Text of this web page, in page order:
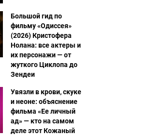
Большой гид по
фильму «Одиссея»
(2026) Кристофера
Нолана: все актеры и
их персонажи — от
жуткого Циклопа до
Зендеи
Увязли в крови, скуке
и неоне: объяснение
фильма «Ее личный
ад» — кто на самом
деле этот Кожаный